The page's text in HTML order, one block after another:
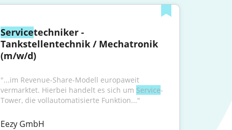
Servicetechniker -
Tankstellentechnik / Mechatronik
(m/w/d)
"...im Revenue-Share-Modell europaweit
vermarktet. Hierbei handelt es sich um Service-
Tower, die vollautomatisierte Funktion..."
Eezy GmbH